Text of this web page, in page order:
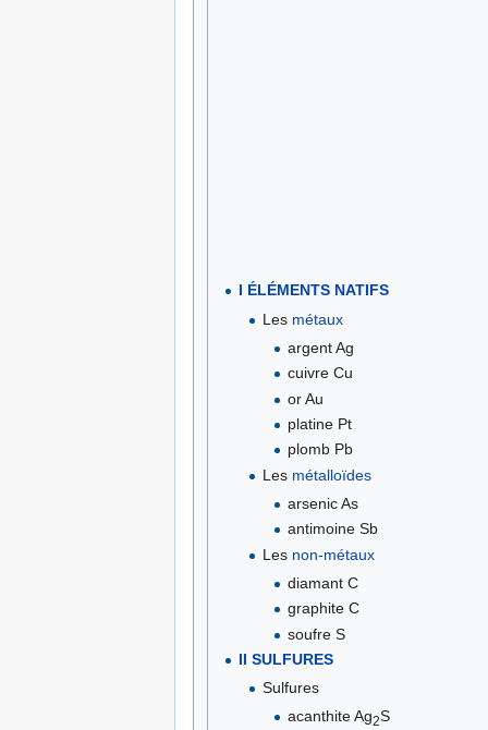
I ÉLÉMENTS NATIFS
Les métaux
argent Ag
cuivre Cu
or Au
platine Pt
plomb Pb
Les métalloïdes
arsenic As
antimoine Sb
Les non-métaux
diamant C
graphite C
soufre S
II SULFURES
Sulfures
acanthite Ag2S